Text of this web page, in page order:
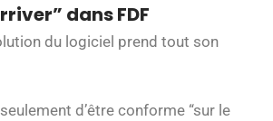
dans FDF
du logiciel prend tout son
d’être conforme “sur le